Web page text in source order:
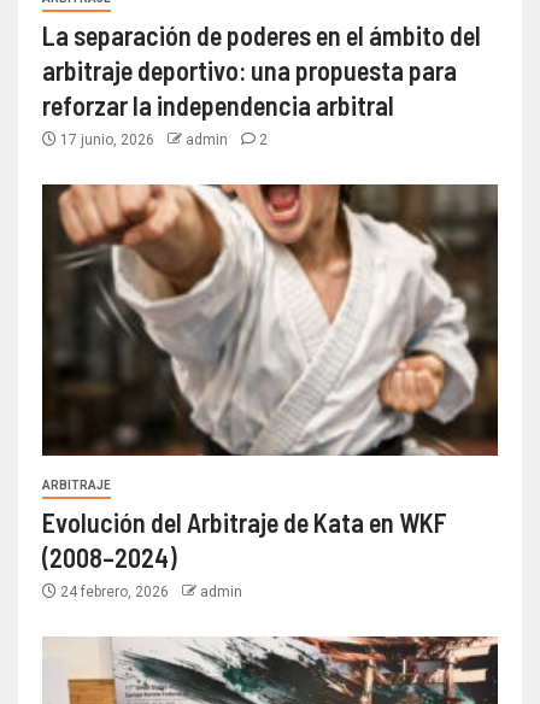
La separación de poderes en el ámbito del
arbitraje deportivo: una propuesta para
reforzar la independencia arbitral
17 junio, 2026 admin 2
ARBITRAJE
Evolución del Arbitraje de Kata en WKF
(2008–2024)
24 febrero, 2026 admin